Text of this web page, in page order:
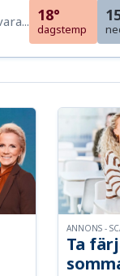
18°
dagstemp
Ta
ANNONS -